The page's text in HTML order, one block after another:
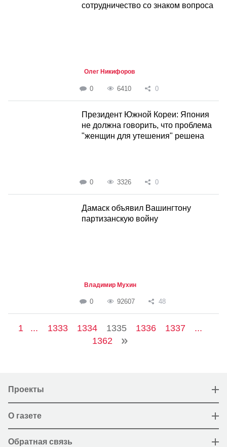
сотрудничество со знаком вопроса
Олег Никифоров
0 6410 0
Президент Южной Кореи: Япония
не должна говорить, что проблема
"женщин для утешения" решена
0 3326 0
Дамаск объявил Вашингтону
партизанскую войну
Владимир Мухин
0 92607 48
1 ... 1333 1334 1335 1336 1337
...
1362
Проекты
О газете
Обратная связь